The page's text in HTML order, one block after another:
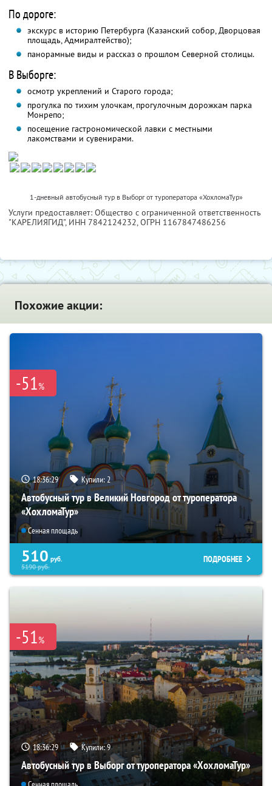
По дороге:
экскурс в историю Петербурга (Казанский собор, Дворцовая
площадь, Адмиралтейство);
панорамные виды и рассказ о прошлом Северной столицы.
В Выборге:
осмотр укреплений и Старого города;
прогулка по тихим улочкам, прогулочным дорожкам парка
Монрепо;
посещение гастрономической лавки с местными
лакомствами и сувенирами.
1-дневный автобусный тур в Выборг от туроператора «ХохломаТур»
Услуги предоставляет: Общество с ограниченной ответственность
"КАРЕЛИЯГИД", ИНН 7842124232, ОГРН 1167847486256
Похожие акции:
-51%
18:36:28 Купили:2
Автобусный тур в Великий Новгород от туроператора
«ХохломаТур»
Сенная площадь
510 руб.
5190руб.
ПОДРОБНЕЕ
-51%
18:36:28 Купили:9
Автобусный тур в Выборг от туроператора «ХохломаТур»